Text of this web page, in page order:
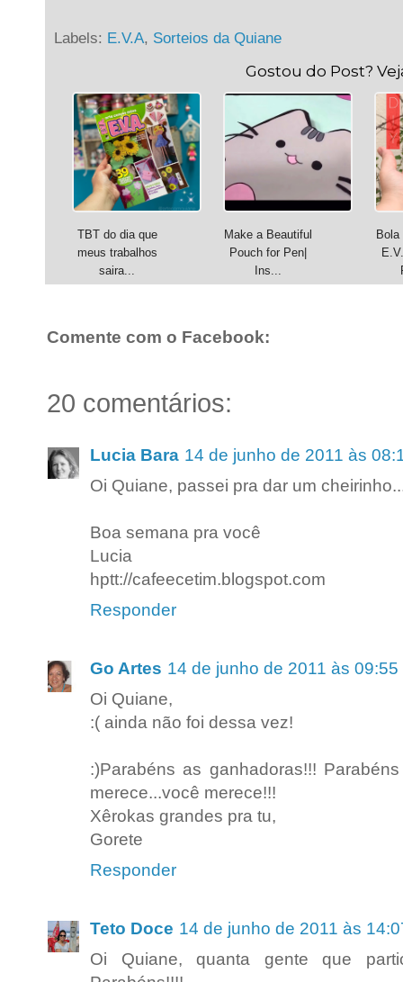
Labels: E.V.A, Sorteios da Quiane
Gostou do Post?
TBT do dia que
meus trabalhos
saira...
Make a Beautiful
Pouch for Pen|
Ins...
Comente com o Facebook:
20 comentários:
Lucia Bara 14 de junho de 2011 às
Oi Quiane, passei pra dar um
Boa semana pra você
Lucia
hptt://cafeecetim.blogspot.com
Responder
Go Artes 14 de junho de 2011 às 09:55
Oi Quiane,
:( ainda não foi dessa vez!
:)Parabéns as ganhadoras!!!
merece...você merece!!!
Xêrokas grandes pra tu,
Gorete
Responder
Teto Doce 14 de junho de 2011 às
Oi Quiane, quanta gente que